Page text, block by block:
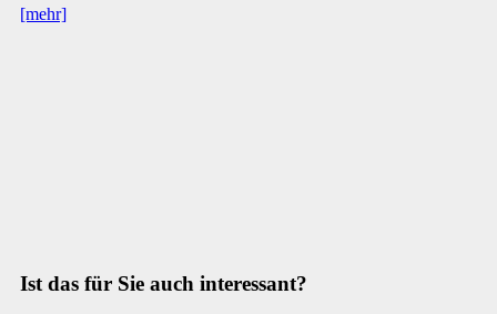
[mehr]
Ist das für Sie auch interessant?